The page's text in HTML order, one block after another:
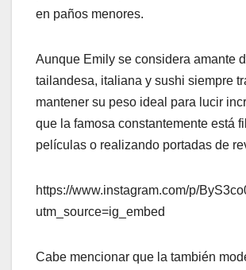
en paños menores.
Aunque Emily se considera amante
tailandesa, italiana y sushi siempre
mantener su peso ideal para lucir
que la famosa constantemente está
películas o realizando portadas de
https://www.instagram.com/p/
utm_source=ig_embed
Cabe mencionar que la también